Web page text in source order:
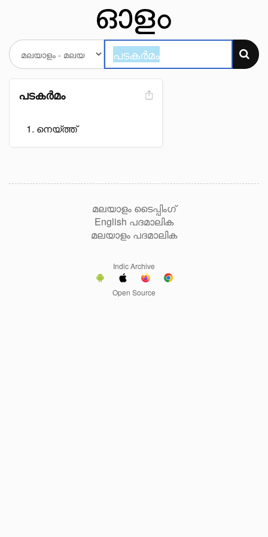
പടകർമം
നെയ്ത്ത്
മലയാളം ടൈപ്പിംഗ്
English പദമാലിക
മലയാളം പദമാലിക
Indic Archive
Open Source